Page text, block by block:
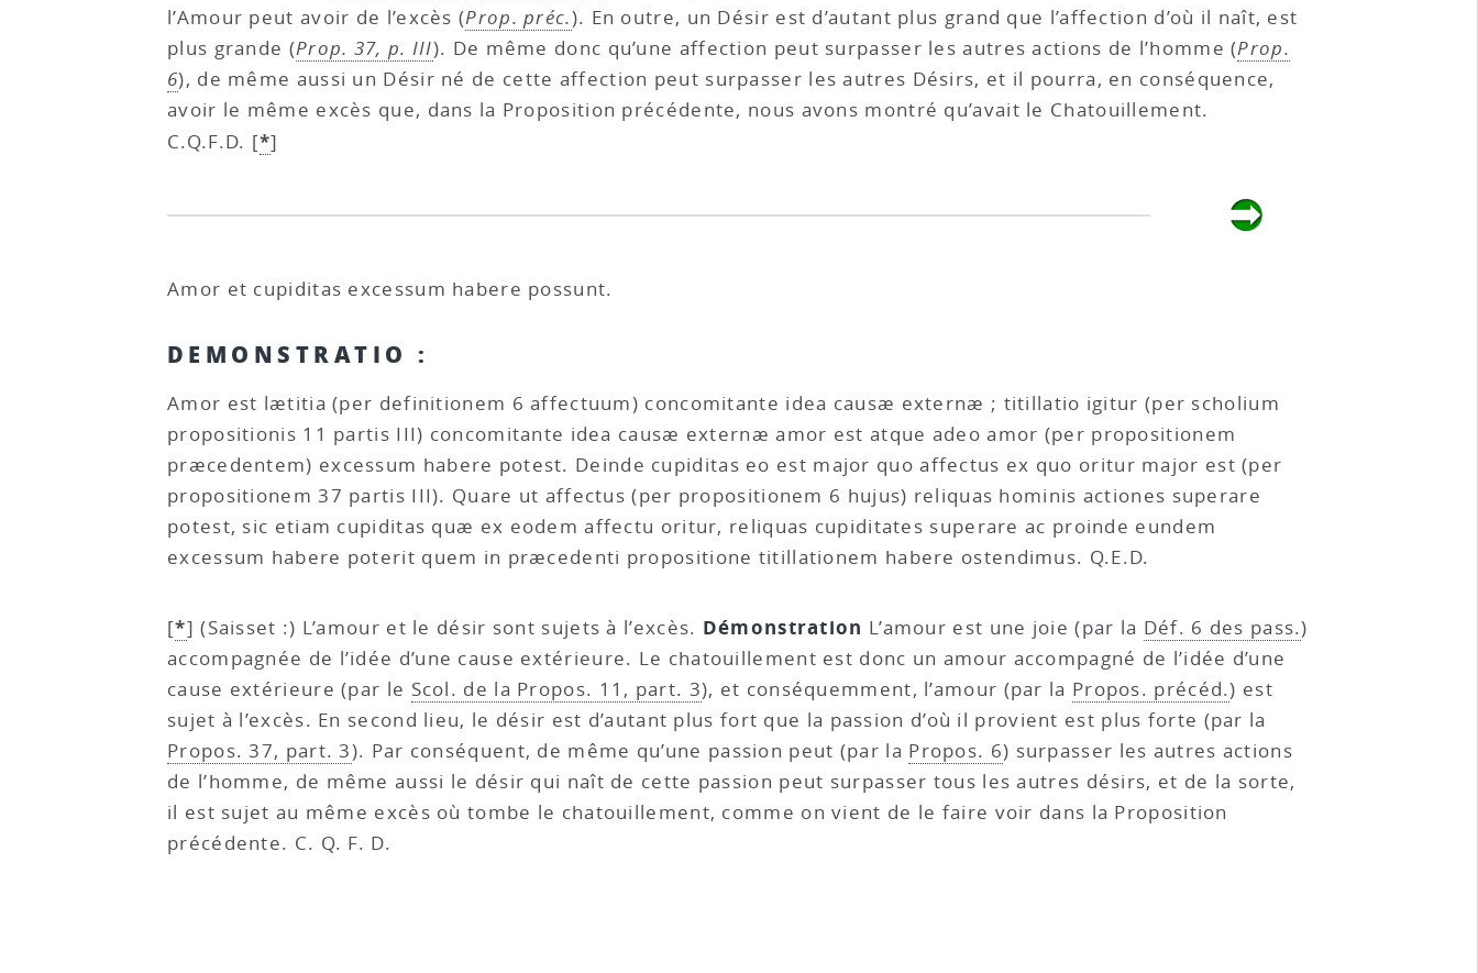
l’Amour peut avoir de l’excès (Prop. préc.). En outre, un Désir est d’autant plus grand que l’affection d’où il naît, est
plus grande (Prop. 37, p. III). De même donc qu’une affection peut surpasser les autres actions de l’homme (Prop.
6), de même aussi un Désir né de cette affection peut surpasser les autres Désirs, et il pourra, en conséquence,
avoir le même excès que, dans la Proposition précédente, nous avons montré qu’avait le Chatouillement.
C.Q.F.D. [*]
Amor et cupiditas excessum habere possunt.
DEMONSTRATIO :
Amor est lætitia (per definitionem 6 affectuum) concomitante idea causæ externæ ; titillatio igitur (per scholium
propositionis 11 partis III) concomitante idea causæ externæ amor est atque adeo amor (per propositionem
præcedentem) excessum habere potest. Deinde cupiditas eo est major quo affectus ex quo oritur major est (per
propositionem 37 partis III). Quare ut affectus (per propositionem 6 hujus) reliquas hominis actiones superare
potest, sic etiam cupiditas quæ ex eodem affectu oritur, reliquas cupiditates superare ac proinde eundem
excessum habere poterit quem in præcedenti propositione titillationem habere ostendimus. Q.E.D.
[*](Saisset :) L’amour et le désir sont sujets à l’excès. Démonstration L’amour est une joie (par la Déf. 6 des pass.)
accompagnée de l’idée d’une cause extérieure. Le chatouillement est donc un amour accompagné de l’idée d’une
cause extérieure (par le Scol. de la Propos. 11, part. 3), et conséquemment, l’amour (par la Propos. précéd.) est
sujet à l’excès. En second lieu, le désir est d’autant plus fort que la passion d’où il provient est plus forte (par la
Propos. 37, part. 3). Par conséquent, de même qu’une passion peut (par la Propos. 6) surpasser les autres actions
de l’homme, de même aussi le désir qui naît de cette passion peut surpasser tous les autres désirs, et de la sorte,
il est sujet au même excès où tombe le chatouillement, comme on vient de le faire voir dans la Proposition
précédente. C. Q. F. D.